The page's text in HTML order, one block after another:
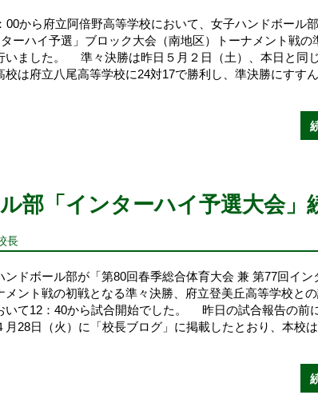
から府立阿倍野高等学校において、女子ハンドボール
ーハイ予選」ブロック大会（南地区）トーナメント戦の
いました。 準々決勝は昨日５月２日（土）、本日と同
は府立八尾高等学校に24対17で勝利し、準決勝にすすん
部「インターハイ予選大会」
長
ドボール部が「第80回春季総合体育大会 兼 第77回イン
ント戦の初戦となる準々決勝、府立登美丘高等学校と
いて12：40から試合開始でした。 昨日の試合報告の前
月28日（火）に「校長ブログ」に掲載したとおり、本校